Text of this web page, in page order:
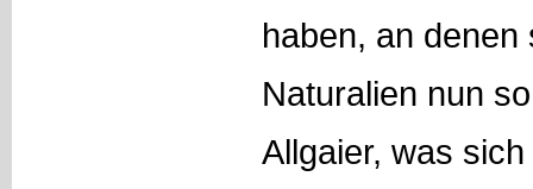
haben, an denen
Naturalien nun
Allgaier, was